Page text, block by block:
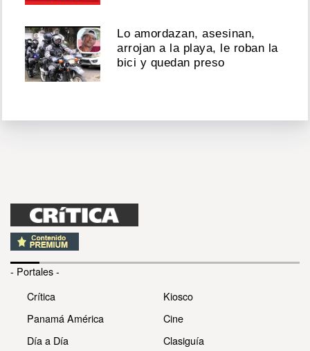
Lo amordazan, asesinan,
arrojan a la playa, le roban la
bici y quedan preso
- Portales -
Crítica
Panamá América
Día a Día
Kiosco
Cine
Clasiguía